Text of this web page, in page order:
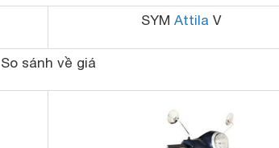
SYM Attila V
So sánh về giá